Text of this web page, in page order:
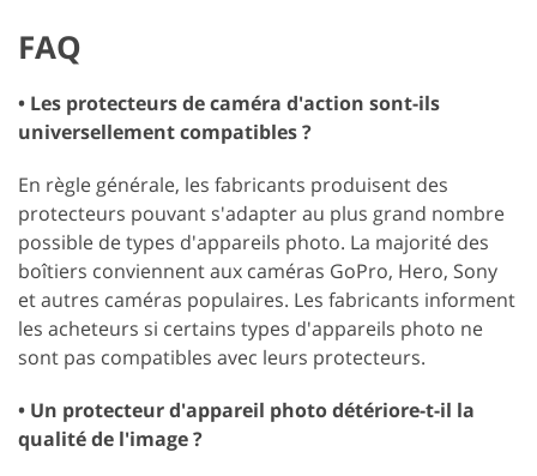
FAQ
• Les protecteurs de caméra d'action sont-ils
universellement compatibles ?
En règle générale, les fabricants produisent des
protecteurs pouvant s'adapter au plus grand nombre
possible de types d'appareils photo. La majorité des
boîtiers conviennent aux caméras GoPro, Hero, Sony
et autres caméras populaires. Les fabricants informent
les acheteurs si certains types d'appareils photo ne
sont pas compatibles avec leurs protecteurs.
• Un protecteur d'appareil photo détériore-t-il la
qualité de l'image ?